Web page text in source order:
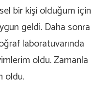
bir kişi olduğum için
geldi. Daha sonra
laboratuvarında
oldu. Zamanla
oldu.